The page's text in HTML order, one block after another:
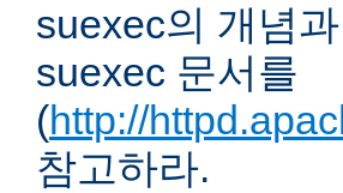
suexec의 개념
suexec 문서를
(http://
참고하라.